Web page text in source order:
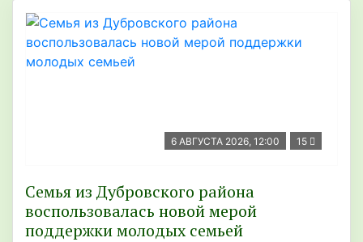
6 АВГУСТА 2026, 12:00 15
Семья из Дубровского района
воспользовалась новой мерой
поддержки молодых семьей